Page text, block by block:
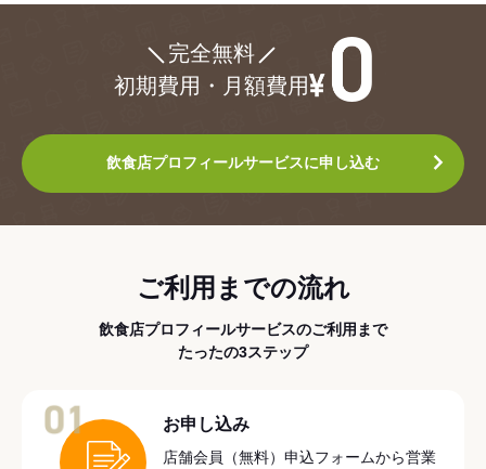
完全無料
初期費用・月額費用
飲食店プロフィールサービスに申し込む
ご利用までの流れ
飲食店プロフィールサービスのご利用まで
たったの3ステップ
お申し込み
店舗会員（無料）申込フォームから営業